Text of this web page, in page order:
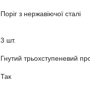
Поріг з нержавіючої сталі
3 шт.
Гнутий трьохступеневий
Так